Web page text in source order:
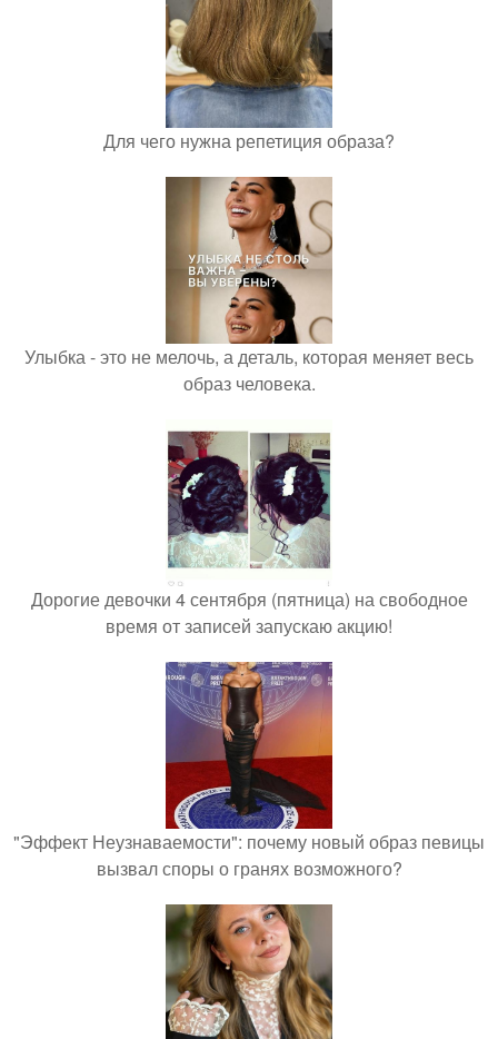
Для чего нужна репетиция образа?
Улыбка - это не мелочь, а деталь, которая меняет весь
образ человека.
Дорогие девочки 4 сентября (пятница) на свободное
время от записей запускаю акцию!
"Эффект Неузнаваемости": почему новый образ певицы
вызвал споры о гранях возможного?